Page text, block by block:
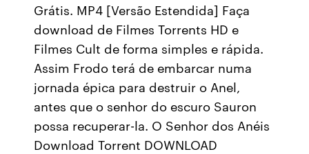
Grátis. MP4 [Versão Estendida] Faça
download de Filmes Torrents HD e
Filmes Cult de forma simples e rápida.
Assim Frodo terá de embarcar numa
jornada épica para destruir o Anel,
antes que o senhor do escuro Sauron
possa recuperar-la. O Senhor dos Anéis
Download Torrent DOWNLOAD